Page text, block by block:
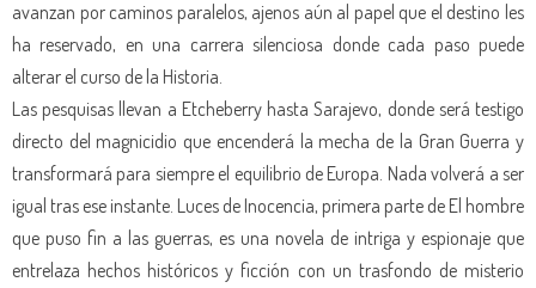
avanzan por caminos paralelos, ajenos aún al papel que el destino les
ha reservado, en una carrera silenciosa donde cada paso puede
alterar el curso de la Historia.
Las pesquisas llevan a Etcheberry hasta Sarajevo, donde será testigo
directo del magnicidio que encenderá la mecha de la Gran Guerra y
transformará para siempre el equilibrio de Europa. Nada volverá a ser
igual tras ese instante. Luces de Inocencia, primera parte de El hombre
que puso fin a las guerras, es una novela de intriga y espionaje que
entrelaza hechos históricos y ficción con un trasfondo de misterio